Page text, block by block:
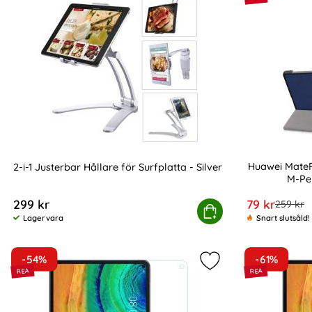
2-i-1 Justerbar Hållare för Surfplatta - Silver
299 kr
Tillgänglighet:
Lagervara
Köp
2-i-1 Justerbar Hållare för Surfplatta -
Huawei
M-
rea pris
79 krtidigare
259 kr
Snart slutsåld!
Huawei
-54%
Markera huawei
-61%